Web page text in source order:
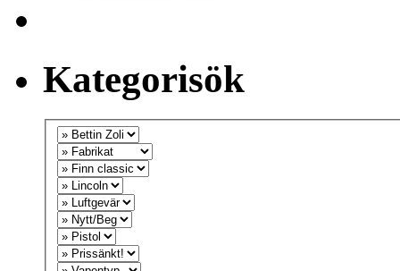
Kategorisök